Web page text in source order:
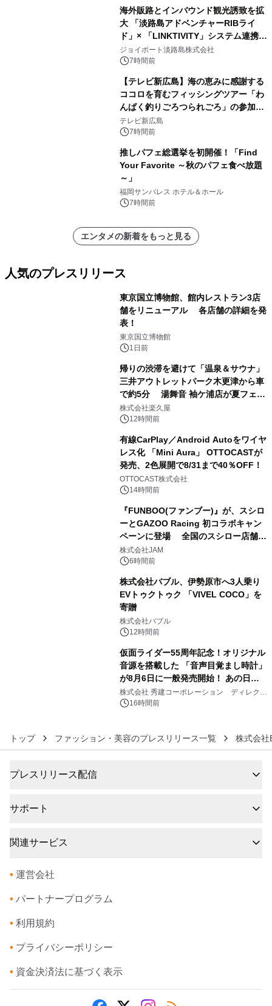
海外販路とインバウンド観光誘致を拡
大 「淡路島アドベンチャーRIBライ
ド」× 「LINKTIVITY」システム連携を
開始！
ジョイポート淡路島株式会社
7時間前
【テレビ新広島】海の恵みに感謝する
ココロを育むフィッシングツアー「わ
んぱく釣りごろつられごろ」の参加小
学生を募集
テレビ新広島
7時間前
推しパフェ総選挙を初開催！「Find
Your Favorite ～秋のパフェ食べ放題
～」
福岡サンパレス ホテル＆ホール
7時間前
エンタメの新着をもっと見る
人気のプレスリリース
東京国立博物館、館内レストラン3店
舗をリニューアル 各店舗の詳細を発
表！
東京国立博物館
1日前
帰りの渋滞を避けて「温泉＆サウナ」
三井アウトレットパーク木更津から車
で約5分 湯舞音 袖ケ浦店が夏フェア
メニューを提供
株式会社楽久屋
12時間前
有線CarPlay／Android Autoをワイヤ
レス化 「Mini Aura」 OTTOCASTが
発売、2色展開で8/31まで40％OFF！
OTTOCAST株式会社
14時間前
『FUNBOO(ファンブー)』が、スシロ
ーとGAZOO Racing 初コラボキャン
ペーンに登場 全国のスシロー店舗で
GR 4車種の FUNBOO(ミニカー)付き
メニューが展開されます
株式会社JAM
6時間前
株式会社バブル、伊勢原市へ3人乗り
EVトゥクトゥク 「VIVEL COCO」を
寄贈
株式会社バブル
12時間前
仮面ライダー55周年記念！オリジナル
音源を搭載した 「音声目覚まし時計」
が8月6日に一般発売開始！ あの日の
大興奮が今甦る
株式会社 秀建コーポレーション ディレクト
アートギャラリー
16時間前
トップ ファッション・美容のプレスリリース一覧 株式会
プレスリリース配信
サポート
関連サービス
• 運営会社
• パートナープログラム
• 利用規約
• プライバシーポリシー
• 資金決済法に基づく表示